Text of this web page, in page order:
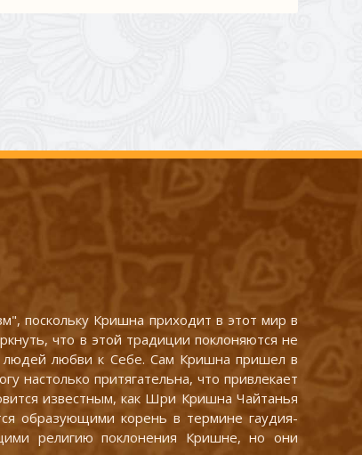
поскольку Кришна приходит в этот мир в
что в этой традиции поклоняются не
людей любви к Себе. Сам Кришна пришел в
настолько притягательна, что привлекает
известным, как Шри Кришна Чайтанья
образующими корень в термине гаудия-
религию поклонения Кришне, но они